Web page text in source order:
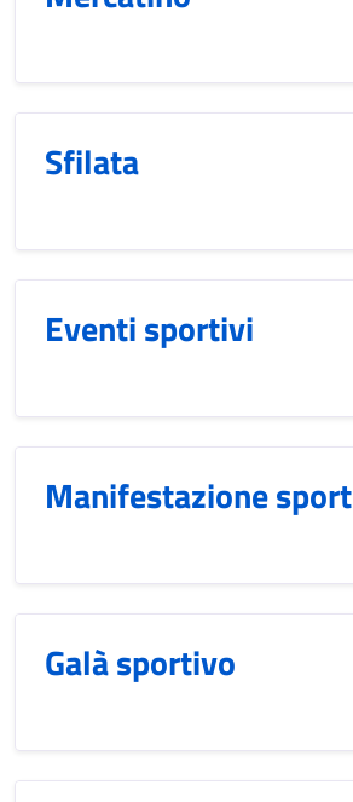
Sfilata
Eventi sportivi
Manifestazione
Galà sportivo